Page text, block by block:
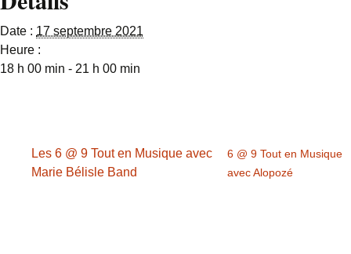
Date : 17 septembre 2021
Heure :
18 h 00 min - 21 h 00 min
Les 6 @ 9 Tout en Musique avec
Marie Bélisle Band
6 @ 9 Tout en Musique
avec Alopozé